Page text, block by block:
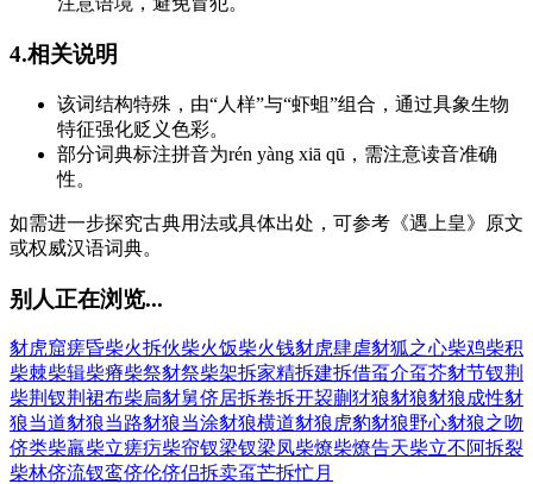
4.相关说明
该词结构特殊，由“人样”与“虾蛆”组合，通过具象生物
特征强化贬义色彩。
部分词典标注拼音为rén yàng xiā qū，需注意读音准确
性。
如需进一步探究古典用法或具体出处，可参考《遇上皇》原文
或权威汉语词典。
别人正在浏览...
豺虎窟瘥昏柴火拆伙柴火饭柴火钱豺虎肆虐豺狐之心柴鸡柴积
柴棘柴辑柴瘠柴祭豺祭柴架拆家精拆建拆借虿介虿芥豺节钗荆
柴荆 钗荆裙布柴扃豺舅侪居拆卷拆开袃蒯犲狼豺狼豺狼成性豺
狼当道豺狼当路豺狼当涂豺狼横道豺狼虎豹豺狼野心豺狼之吻
侪类柴羸柴立瘥疠柴帘钗梁钗梁凤柴燎柴燎告天柴立不阿拆裂
柴林侪流钗鸾侪伦侪侣拆卖虿芒拆忙月